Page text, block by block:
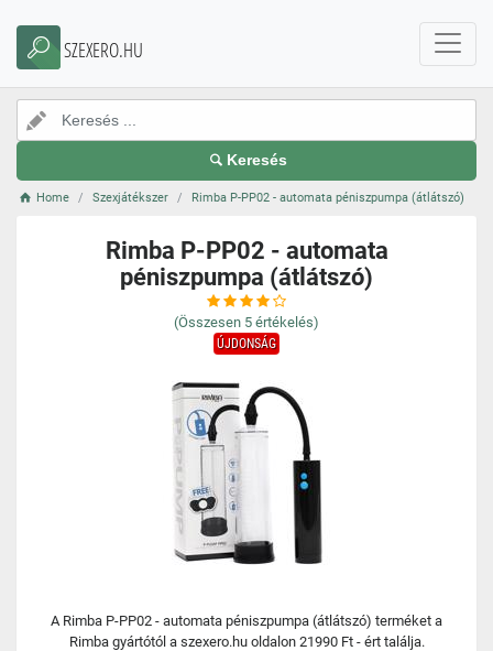
SZEXERO.HU
Keresés
Home Szexjátékszer Rimba P-PP02 - automata péniszpumpa (átlátszó)
Rimba P-PP02 - automata
péniszpumpa (átlátszó)
(Összesen 5 értékelés)
ÚJDONSÁG
A Rimba P-PP02 - automata péniszpumpa (átlátszó) terméket a
Rimba gyártótól a szexero.hu oldalon 21990 Ft - ért találja.